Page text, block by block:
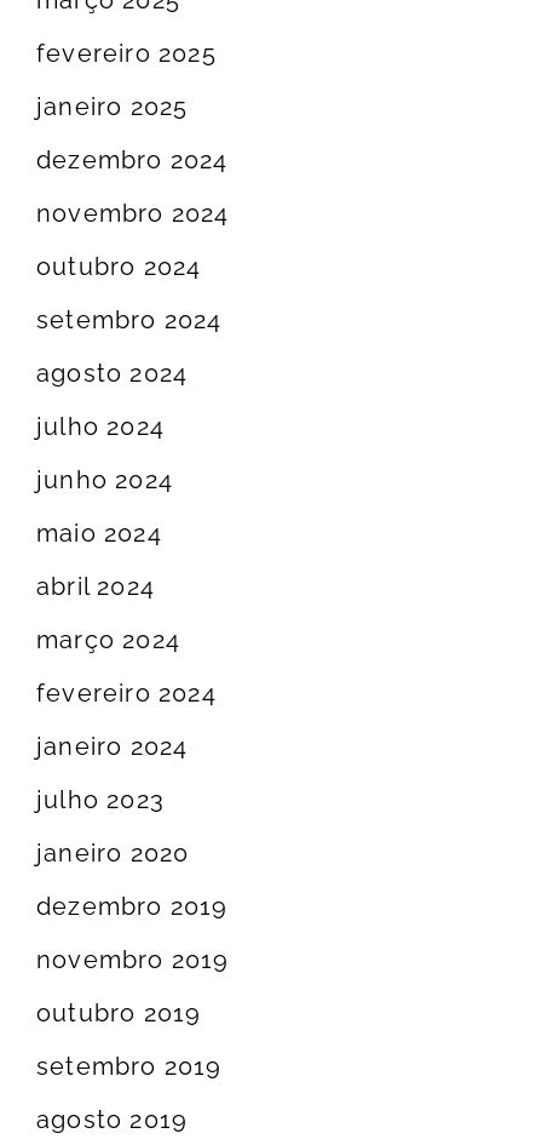
fevereiro 2025
janeiro 2025
dezembro 2024
novembro 2024
outubro 2024
setembro 2024
agosto 2024
julho 2024
junho 2024
maio 2024
abril 2024
março 2024
fevereiro 2024
janeiro 2024
julho 2023
janeiro 2020
dezembro 2019
novembro 2019
outubro 2019
setembro 2019
agosto 2019